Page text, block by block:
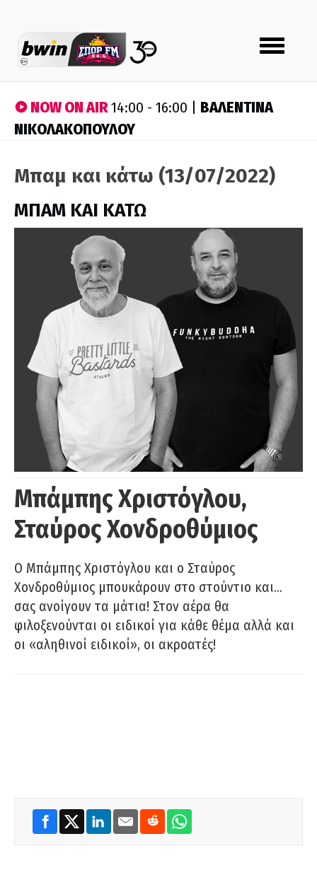
Toggle
navigation
NOW ON AIR14:00 - 16:00 | ΒΑΛΕΝΤΙΝΑ
ΝΙΚΟΛΑΚΟΠΟΥΛΟΥ
Μπαμ και κάτω (13/07/2022)
ΜΠΑΜ ΚΑΙ ΚΑΤΩ
Μπάμπης Χριστόγλου,
Σταύρος Χονδροθύμιος
O Μπάμπης Χριστόγλου και ο Σταύρος
Χονδροθύμιος μπουκάρουν στο στούντιο και…
σας ανοίγουν τα μάτια! Στον αέρα θα
φιλοξενούνται οι ειδικοί για κάθε θέμα αλλά και
οι «αληθινοί ειδικοί», οι ακροατές!